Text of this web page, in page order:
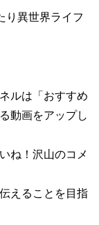
り異世界ライフ
ルは「おすすめ
動画をアップし
ね！沢山のコメ
えることを目指